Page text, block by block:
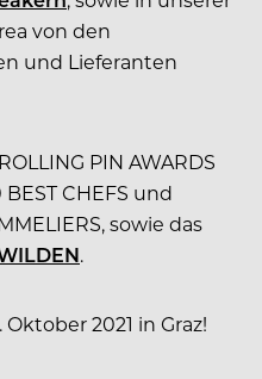
von den
und Lieferanten
PIN AWARDS
CHEFS und
sowie das
.
2021 in Graz!